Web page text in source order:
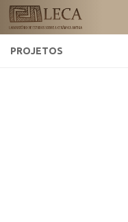
Skip to content
PROJETOS